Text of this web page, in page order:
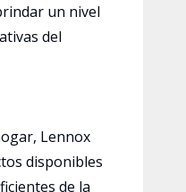
un nivel
del
Lennox
disponibles
de la